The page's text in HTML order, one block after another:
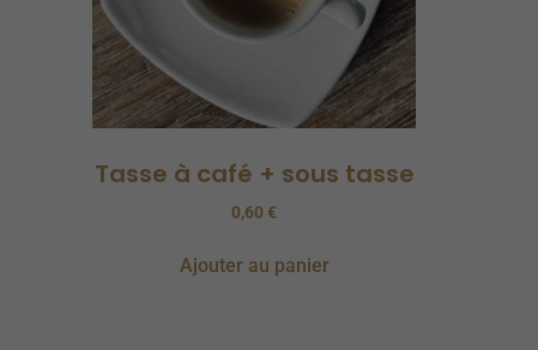
Tasse à café + sous tasse
0,60 €
Ajouter au panier